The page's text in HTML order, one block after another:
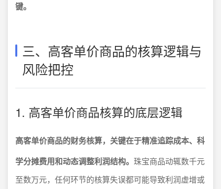
键。
三、高客单价商品的核算逻辑与
风险把控
1. 高客单价商品核算的底层逻辑
高客单价商品的财务核算，关键在于精准追踪成本、科
学分摊费用和动态调整利润结构。 珠宝商品动辄数千元
至数万元，任何环节的核算失误都可能导致利润虚增或